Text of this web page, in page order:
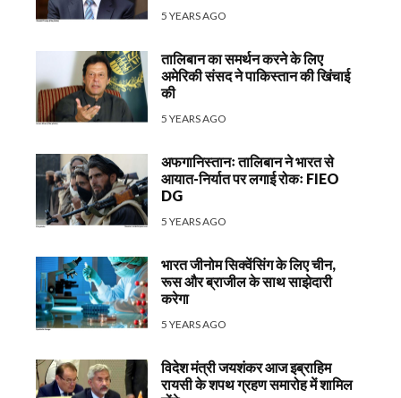
5 YEARS AGO
तालिबान का समर्थन करने के लिए
अमेरिकी संसद ने पाकिस्तान की खिंचाई
की
5 YEARS AGO
अफगानिस्तानः तालिबान ने भारत से
आयात-निर्यात पर लगाई रोकः FIEO
DG
5 YEARS AGO
भारत जीनोम सिक्वेंसिंग के लिए चीन,
रूस और ब्राजील के साथ साझेदारी
करेगा
5 YEARS AGO
विदेश मंत्री जयशंकर आज इब्राहिम
रायसी के शपथ ग्रहण समारोह में शामिल